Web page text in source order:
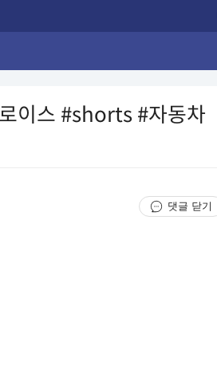
이스 #shorts #자동차
댓글 닫기